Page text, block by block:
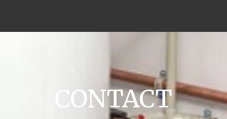
CONTACT